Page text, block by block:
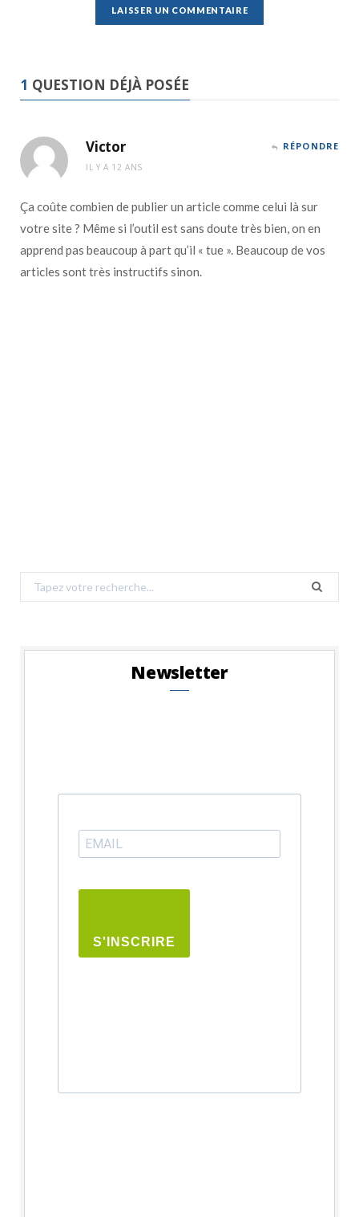
1 QUESTION DÉJÀ POSÉE
Victor
IL Y A 12 ANS
RÉPONDRE
Ça coûte combien de publier un article comme celui là sur
votre site ? Même si l’outil est sans doute très bien, on en
apprend pas beaucoup à part qu’il « tue ». Beaucoup de vos
articles sont très instructifs sinon.
Search
for:
Newsletter
S'INSCRIRE